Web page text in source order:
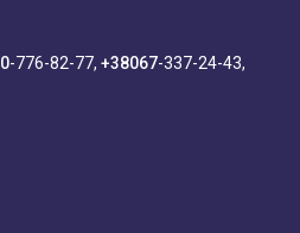
-776-82-77 +38067-337-24-43